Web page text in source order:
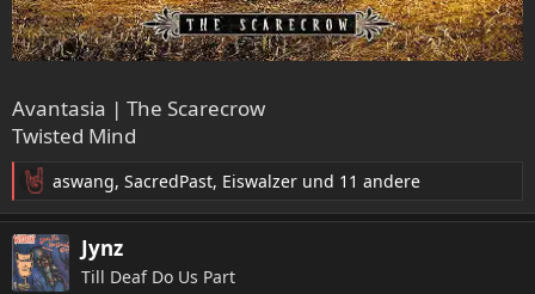
Avantasia | The Scarecrow
Twisted Mind
R
e
a
k
t
aswang, SacredPast, Eiswalzer und 11 andere
Jynz
Till Deaf Do Us Part